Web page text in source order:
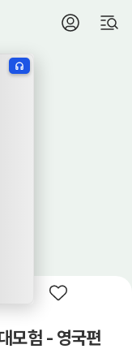
모험 - 영국편